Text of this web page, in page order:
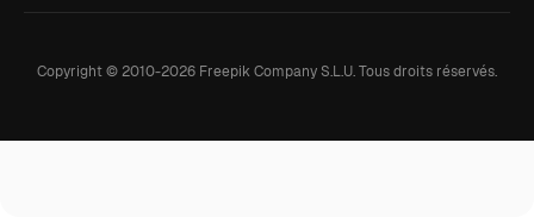
Copyright © 2010-2026 Freepik Company S.L.U.Tous droits réservés.